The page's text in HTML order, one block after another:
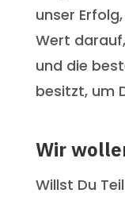
unser
Wert
und die
besitzt, um
Wir
Willst Du